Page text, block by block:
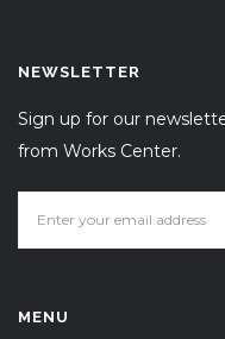
NEWSLETTER
Sign up for our
from Works Center.
MENU